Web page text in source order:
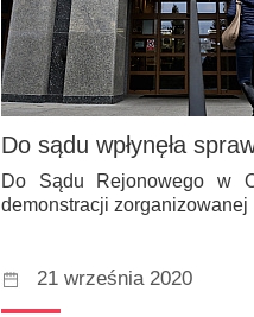
Do sądu wpłynęła
Do Sądu Rejonowego w
demonstracji
21 września 2020